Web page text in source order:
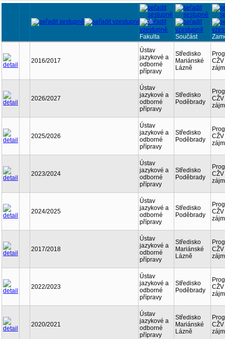
Rok
Fakulta Součást
2016/2017
Ústav
jazykové a
odborné
přípravy
Středisko
Mariánské
Lázně
CŽV
2026/2027
Ústav
jazykové a
odborné
přípravy
Středisko
Poděbrady
CŽV
2025/2026
Ústav
jazykové a
odborné
přípravy
Středisko
Poděbrady
CŽV
2023/2024
Ústav
jazykové a
odborné
přípravy
Středisko
Poděbrady
CŽV
2024/2025
Ústav
jazykové a
odborné
přípravy
Středisko
Poděbrady
CŽV
2017/2018
Ústav
jazykové a
odborné
přípravy
Středisko
Mariánské
Lázně
CŽV
2022/2023
Ústav
jazykové a
odborné
přípravy
Středisko
Poděbrady
CŽV
2020/2021
Ústav
jazykové a
odborné
přípravy
Středisko
Mariánské
Lázně
CŽV